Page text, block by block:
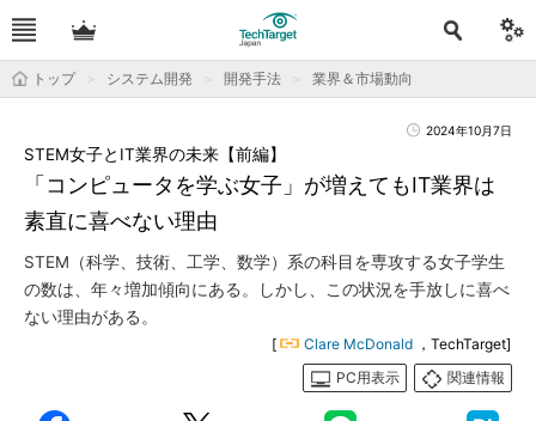
トップ システム開発 開発手法 業界＆市場動向
2024年10月7日
「コンピュータを学ぶ女子」が増えてもIT業界は
素直に喜べない理由
STEM女子とIT業界の未来【前編】
STEM（科学、技術、工学、数学）系の科目を専攻する女子学生
の数は、年々増加傾向にある。しかし、この状況を手放しに喜べ
ない理由がある。
[ Clare McDonald ，TechTarget]
PC用表示
関連情報